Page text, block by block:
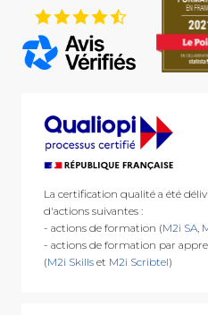
9
La certification qualité a été
d'actions suivantes :
- actions de formation (M2i SA,
- actions de formation par
(M2i Skillset M2i Scribtel)